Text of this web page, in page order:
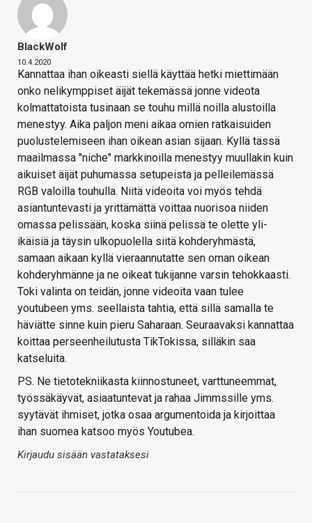
BlackWolf
10.4.2020
Kannattaa ihan oikeasti siellä käyttää hetki miettimään
onko nelikymppiset äijät tekemässä jonne videota
kolmattatoista tusinaan se touhu millä noilla alustoilla
menestyy. Aika paljon meni aikaa omien ratkaisuiden
puolustelemiseen ihan oikean asian sijaan. Kyllä tässä
maailmassa "niche" markkinoilla menestyy muullakin kuin
aikuiset äijät puhumassa setupeista ja pelleilemässä
RGB valoilla touhulla. Niitä videoita voi myös tehdä
asiantuntevasti ja yrittämättä voittaa nuorisoa niiden
omassa pelissään, koska siinä pelissä te olette yli-
ikäisiä ja täysin ulkopuolella siitä kohderyhmästä,
samaan aikaan kyllä vieraannutatte sen oman oikean
kohderyhmänne ja ne oikeat tukijanne varsin tehokkaasti.
Toki valinta on teidän, jonne videoita vaan tulee
youtubeen yms. seellaista tahtia, että sillä samalla te
häviätte sinne kuin pieru Saharaan. Seuraavaksi kannattaa
koittaa perseenheilutusta TikTokissa, silläkin saa
katseluita.
PS. Ne tietotekniikasta kiinnostuneet, varttuneemmat,
työssäkäyvät, asiaatuntevat ja rahaa Jimmssille yms.
syytävät ihmiset, jotka osaa argumentoida ja kirjoittaa
ihan suomea katsoo myös Youtubea.
Kirjaudu sisään vastataksesi